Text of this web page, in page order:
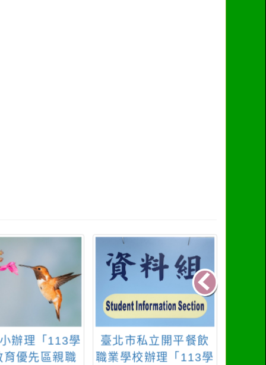
辦理「113學
育優先區親職
臺北市私立開平餐飲
職業學校辦理「113學